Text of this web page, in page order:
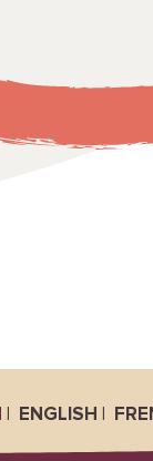
ENGLISH